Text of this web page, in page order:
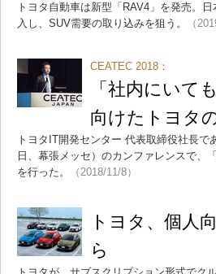
トヨタ自動車は新型「RAV4」を発売。
入し、SUV需要の取り込みを狙う。
（
CEATEC 2018：
「社内にいて
向けたトヨタ
トヨタIT開発センター 代表取締役社長
日、幕張メッセ）のカンファレンスで、
を行った。
（2018/11/8）
トヨタ、個人
ら